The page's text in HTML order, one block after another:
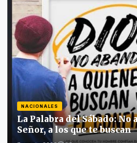
NACIONALES
La Palabra del Sábado: No
Señor, a los que te buscan